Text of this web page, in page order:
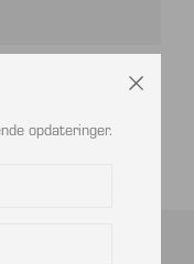
opdateringer.